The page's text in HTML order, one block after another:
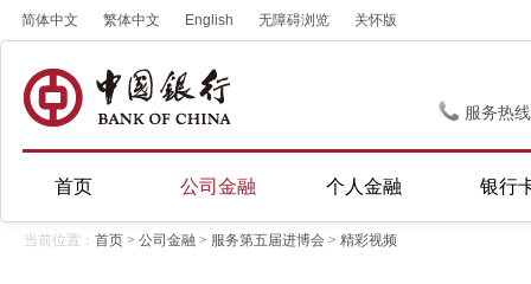
简体中文 繁体中文 English 无障碍浏览 关怀版
服务热
首页 公司金融 个人金融 银行
当前位置： 首页 > 公司金融 > 服务第五届进博会 > 精彩视频